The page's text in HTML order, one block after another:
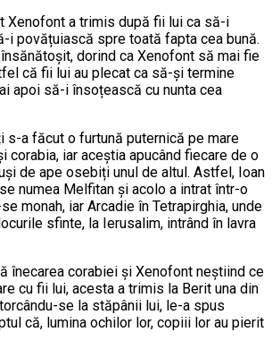
Xenofont a trimis după fii lui ca să-i
i povățuiască spre toată fapta cea bună.
dorind ca Xenofont să mai fie
că fii lui au plecat ca să-și termine
apoi să-i însoțească cu nunta cea
s-a făcut o furtună puternică pe mare
corabia, iar aceștia apucând fiecare de o
de ape osebiți unul de altul. Astfel, Ioan
numea Melfitan și acolo a intrat într-o
monah, iar Arcadie în Tetrapirghia, unde
sfinte, la Ierusalim, intrând în lavra
înecarea corabiei și Xenofont neștiind ce
cu fii lui, acesta a trimis la Berit una din
se la stăpânii lui, le-a spus
că, lumina ochilor lor, copiii lor au pierit